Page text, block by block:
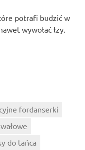
potrafi budzić w
wywołać łzy.
fordanserki
do tańca